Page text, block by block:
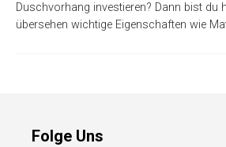
Duschvorhang investieren? Dann bist du
übersehen wichtige Eigenschaften wie
Folge Uns